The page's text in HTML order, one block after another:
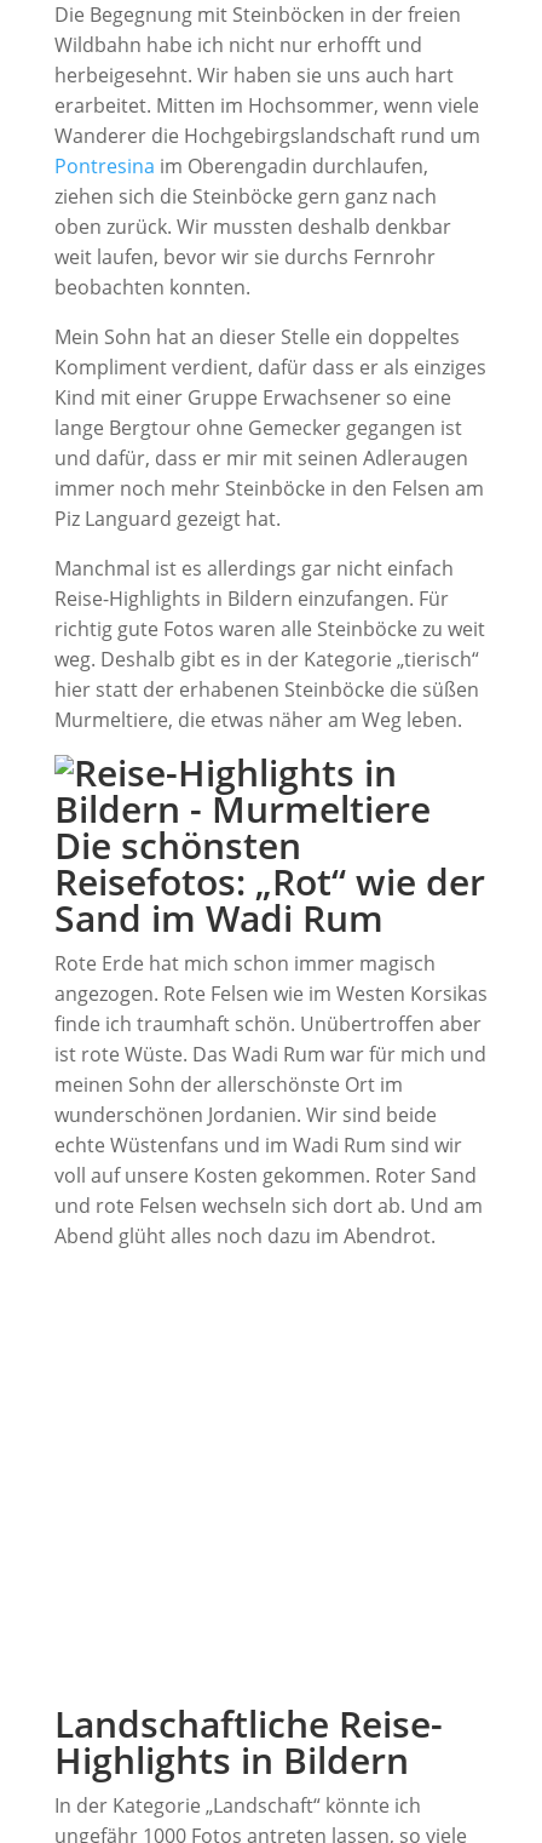
Die Begegnung mit Steinböcken in der freien
Wildbahn habe ich nicht nur erhofft und
herbeigesehnt. Wir haben sie uns auch hart
erarbeitet. Mitten im Hochsommer, wenn viele
Wanderer die Hochgebirgslandschaft rund um
Pontresina im Oberengadin durchlaufen,
ziehen sich die Steinböcke gern ganz nach
oben zurück. Wir mussten deshalb denkbar
weit laufen, bevor wir sie durchs Fernrohr
beobachten konnten.
Mein Sohn hat an dieser Stelle ein doppeltes
Kompliment verdient, dafür dass er als einziges
Kind mit einer Gruppe Erwachsener so eine
lange Bergtour ohne Gemecker gegangen ist
und dafür, dass er mir mit seinen Adleraugen
immer noch mehr Steinböcke in den Felsen am
Piz Languard gezeigt hat.
Manchmal ist es allerdings gar nicht einfach
Reise-Highlights in Bildern einzufangen. Für
richtig gute Fotos waren alle Steinböcke zu weit
weg. Deshalb gibt es in der Kategorie „tierisch“
hier statt der erhabenen Steinböcke die süßen
Murmeltiere, die etwas näher am Weg leben.
Die schönsten
Reisefotos: „Rot“ wie der
Sand im Wadi Rum
Rote Erde hat mich schon immer magisch
angezogen. Rote Felsen wie im Westen Korsikas
finde ich traumhaft schön. Unübertroffen aber
ist rote Wüste. Das Wadi Rum war für mich und
meinen Sohn der allerschönste Ort im
wunderschönen Jordanien. Wir sind beide
echte Wüstenfans und im Wadi Rum sind wir
voll auf unsere Kosten gekommen. Roter Sand
und rote Felsen wechseln sich dort ab. Und am
Abend glüht alles noch dazu im Abendrot.
Landschaftliche Reise-
Highlights in Bildern
In der Kategorie „Landschaft“ könnte ich
ungefähr 1000 Fotos antreten lassen, so viele